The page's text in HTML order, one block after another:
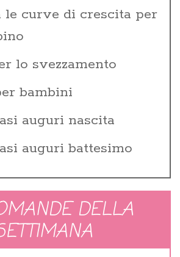
le curve di crescita per
lo svezzamento
bambini
auguri nascita
auguri battesimo
DELLA